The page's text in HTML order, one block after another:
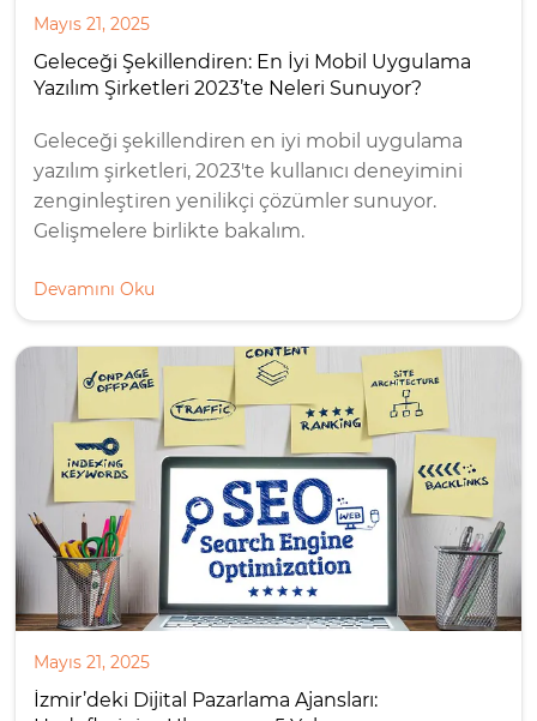
Mayıs 21, 2025
Geleceği Şekillendiren: En İyi Mobil Uygulama
Yazılım Şirketleri 2023’te Neleri Sunuyor?
Geleceği şekillendiren en iyi mobil uygulama
yazılım şirketleri, 2023'te kullanıcı deneyimini
zenginleştiren yenilikçi çözümler sunuyor.
Gelişmelere birlikte bakalım.
Devamını Oku
Mayıs 21, 2025
İzmir’deki Dijital Pazarlama Ajansları: